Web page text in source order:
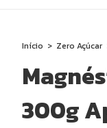
Início > Zero Açúcar
300g